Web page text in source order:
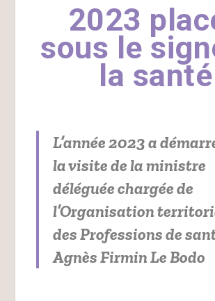
2023
sous le
la santé
L’année 2023 a
la visite de la ministre
déléguée chargée de
l’Organisation
des Professions de
Agnès Firmin Le Bodo